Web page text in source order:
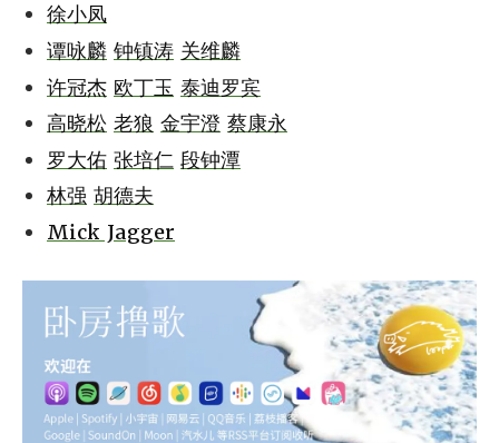
徐小凤
谭咏麟 钟镇涛 关维麟
许冠杰 欧丁玉 泰迪罗宾
高晓松 老狼 金宇澄 蔡康永
罗大佑 张培仁 段钟潭
林强 胡德夫
Mick Jagger